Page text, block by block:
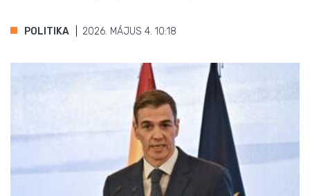
POLITIKA 2026. MÁJUS 4. 10:18